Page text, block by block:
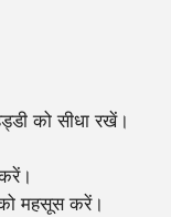
को सीधा रखें।
महसूस करें।